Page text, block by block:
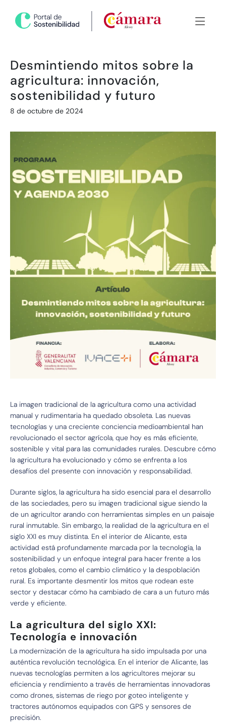
Desmintiendo mitos sobre la
agricultura: innovación,
sostenibilidad y futuro
8 de octubre de 2024
La imagen tradicional de la agricultura como una actividad
manual y rudimentaria ha quedado obsoleta. Las nuevas
tecnologías y una creciente conciencia medioambiental han
revolucionado el sector agrícola, que hoy es más eficiente,
sostenible y vital para las comunidades rurales. Descubre cómo
la agricultura ha evolucionado y cómo se enfrenta a los
desafíos del presente con innovación y responsabilidad.
Durante siglos, la agricultura ha sido esencial para el desarrollo
de las sociedades, pero su imagen tradicional sigue siendo la
de un agricultor arando con herramientas simples en un paisaje
rural inmutable. Sin embargo, la realidad de la agricultura en el
siglo XXI es muy distinta. En el interior de Alicante, esta
actividad está profundamente marcada por la tecnología, la
sostenibilidad y un enfoque integral para hacer frente a los
retos globales, como el cambio climático y la despoblación
rural. Es importante desmentir los mitos que rodean este
sector y destacar cómo ha cambiado de cara a un futuro más
verde y eficiente.
La agricultura del siglo XXI:
Tecnología e innovación
La modernización de la agricultura ha sido impulsada por una
auténtica revolución tecnológica. En el interior de Alicante, las
nuevas tecnologías permiten a los agricultores mejorar su
eficiencia y rendimiento a través de herramientas innovadoras
como drones, sistemas de riego por goteo inteligente y
tractores autónomos equipados con GPS y sensores de
precisión.